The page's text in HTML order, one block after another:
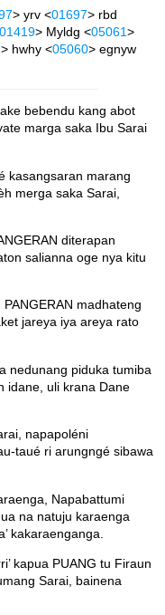
> yrv <01697> rbd
01419> Myldg <05061>
> hwhy <05060> egnyw
bebendu kang abot
marga saka Ibu Sarai
kasangsaran marang
merga saka Sarai,
diterapan
salianna oge nya kitu
madhateng
jareya iya areya rato
nedunang piduka tumiba
idane, uli krana Dane
napapoléni
taué ri arungngé sibawa
Napabattumi
na natuju karaenga
kakaraenganga.
kapua PUANG tu Firaun
Sarai, bainena